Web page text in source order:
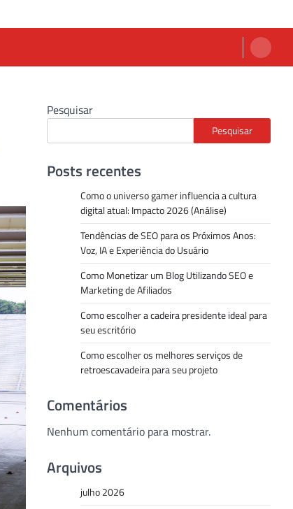
Pesquisar
Pesquisar
Posts recentes
Como o universo gamer influencia a cultura
digital atual: Impacto 2026 (Análise)
Tendências de SEO para os Próximos Anos:
Voz, IA e Experiência do Usuário
Como Monetizar um Blog Utilizando SEO e
Marketing de Afiliados
Como escolher a cadeira presidente ideal para
seu escritório
Como escolher os melhores serviços de
retroescavadeira para seu projeto
Comentários
Nenhum comentário para mostrar.
Arquivos
julho 2026